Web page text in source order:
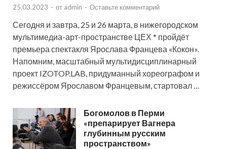
25.03.2023 - от admin - Оставьте комментарий
Сегодня и завтра, 25 и 26 марта, в нижегородском
мультимедиа-арт-пространстве ЦЕХ * пройдёт
премьера спектакля Ярослава Францева «Кокон».
Напомним, масштабный мультидисциплинарный
проект IZOTOP.LAB, придуманный хореографом и
режиссёром Ярославом Францевым, стартовал …
Богомолов в Перми
«препарирует Вагнера
глубинным русским
пространством»